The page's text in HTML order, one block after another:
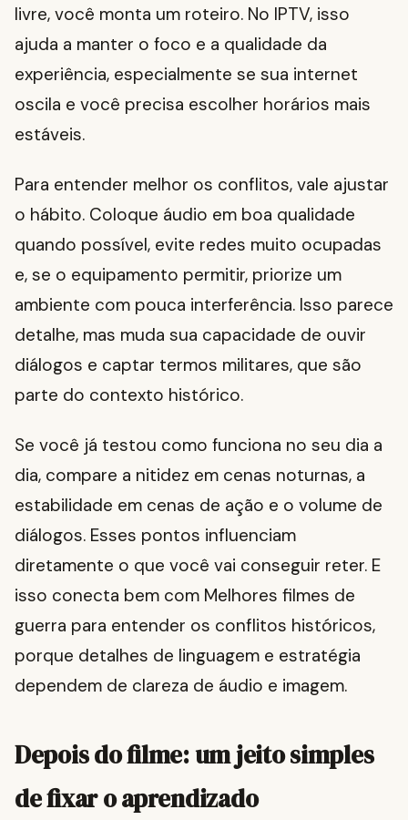
livre, você monta um roteiro. No IPTV, isso
ajuda a manter o foco e a qualidade da
experiência, especialmente se sua internet
oscila e você precisa escolher horários mais
estáveis.
Para entender melhor os conflitos, vale ajustar
o hábito. Coloque áudio em boa qualidade
quando possível, evite redes muito ocupadas
e, se o equipamento permitir, priorize um
ambiente com pouca interferência. Isso parece
detalhe, mas muda sua capacidade de ouvir
diálogos e captar termos militares, que são
parte do contexto histórico.
Se você já testou como funciona no seu dia a
dia, compare a nitidez em cenas noturnas, a
estabilidade em cenas de ação e o volume de
diálogos. Esses pontos influenciam
diretamente o que você vai conseguir reter. E
isso conecta bem com Melhores filmes de
guerra para entender os conflitos históricos,
porque detalhes de linguagem e estratégia
dependem de clareza de áudio e imagem.
Depois do filme: um jeito simples
de fixar o aprendizado